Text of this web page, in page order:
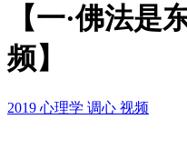
【一·佛法是
频】
2019 心理学 调心 视频